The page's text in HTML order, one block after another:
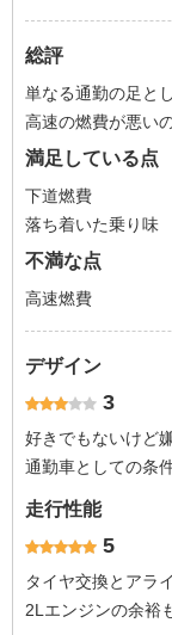
総評
単なる通勤の足と
高速の燃費が悪い
満足している点
下道燃費
落ち着いた乗り味
不満な点
高速燃費
デザイン
3
好きでもないけど
通勤車としての条
走行性能
5
タイヤ交換とアラ
2Lエンジンの余裕